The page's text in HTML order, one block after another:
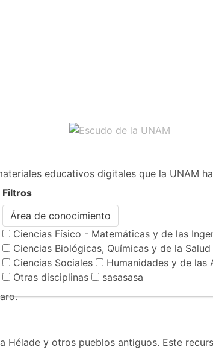
educativos digitales que la UNAM
Filtros
Área de conocimiento
Ciencias Físico - Matemáticas y de las
Ciencias Biológicas, Químicas y de la Salud
Ciencias Sociales
Humanidades y de las
Otras disciplinas
sasasasa
y otros pueblos antiguos. Este